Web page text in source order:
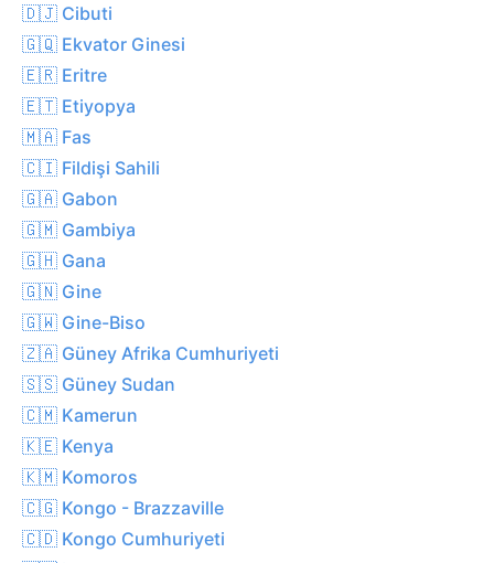
🇩🇯 Cibuti
🇬🇶 Ekvator Ginesi
🇪🇷 Eritre
🇪🇹 Etiyopya
🇲🇦 Fas
🇨🇮 Fildişi Sahili
🇬🇦 Gabon
🇬🇲 Gambiya
🇬🇭 Gana
🇬🇳 Gine
🇬🇼 Gine-Biso
🇿🇦 Güney Afrika Cumhuriyeti
🇸🇸 Güney Sudan
🇨🇲 Kamerun
🇰🇪 Kenya
🇰🇲 Komoros
🇨🇬 Kongo - Brazzaville
🇨🇩 Kongo Cumhuriyeti